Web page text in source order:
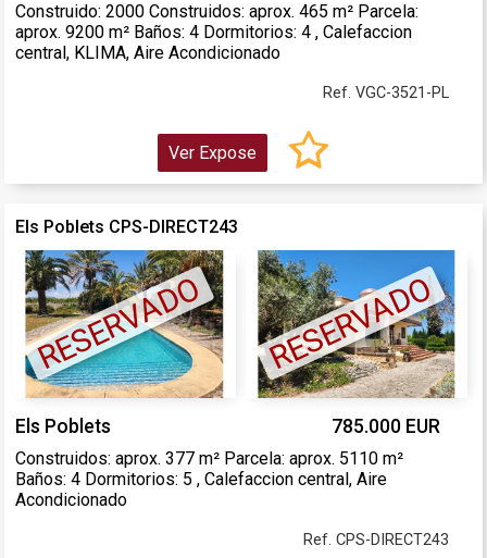
Construido: 2000 Construidos: aprox. 465 m² Parcela:
aprox. 9200 m² Baños: 4 Dormitorios: 4 , Calefaccion
central, KLIMA, Aire Acondicionado
Ref. VGC-3521-PL
Ver Expose
Els Poblets CPS-DIRECT243
RESERVADO RESERVADO
Els Poblets 785.000 EUR
Construidos: aprox. 377 m² Parcela: aprox. 5110 m²
Baños: 4 Dormitorios: 5 , Calefaccion central, Aire
Acondicionado
Ref. CPS-DIRECT243